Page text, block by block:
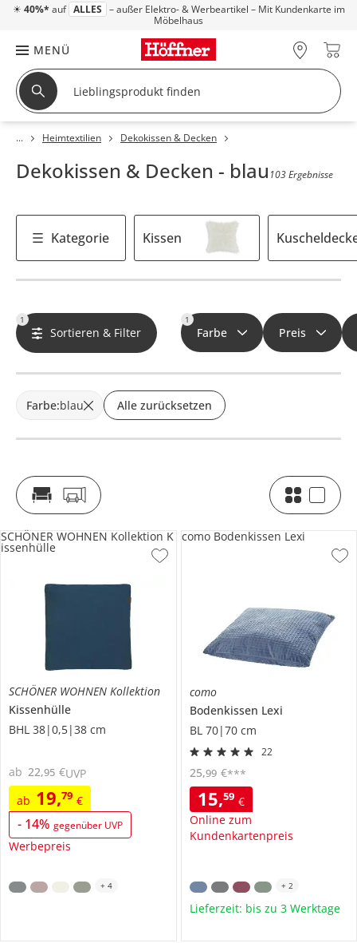
☀ 40%* auf ALLES – außer Elektro- & Werbeartikel – Mit Kundenkarte im
Möbelhaus
MENÜ
Heimtextilien Dekokissen & Decken
Dekokissen & Decken - blau 103 Ergebnisse
Kategorie Kissen
1
Sortieren & Filter
1
Farbe Preis
Farbe:blau Alle zurücksetzen
SCHÖNER WOHNEN Kollektion
Kissenhülle
BHL 38|0,5|38 cm
ab 19,79 €
- 14% gegenüber UVP
Werbepreis
ab 22,95 €UVP
SCHÖNER WOHNEN Kollektion K
issenhülle
+ 4
como
Bodenkissen Lexi
BL 70|70 cm
22
15,59 €
Online zum
Kundenkartenpreis
25,99 €***
como Bodenkissen Lexi
+ 2
Lieferzeit: bis zu 3 Werktage